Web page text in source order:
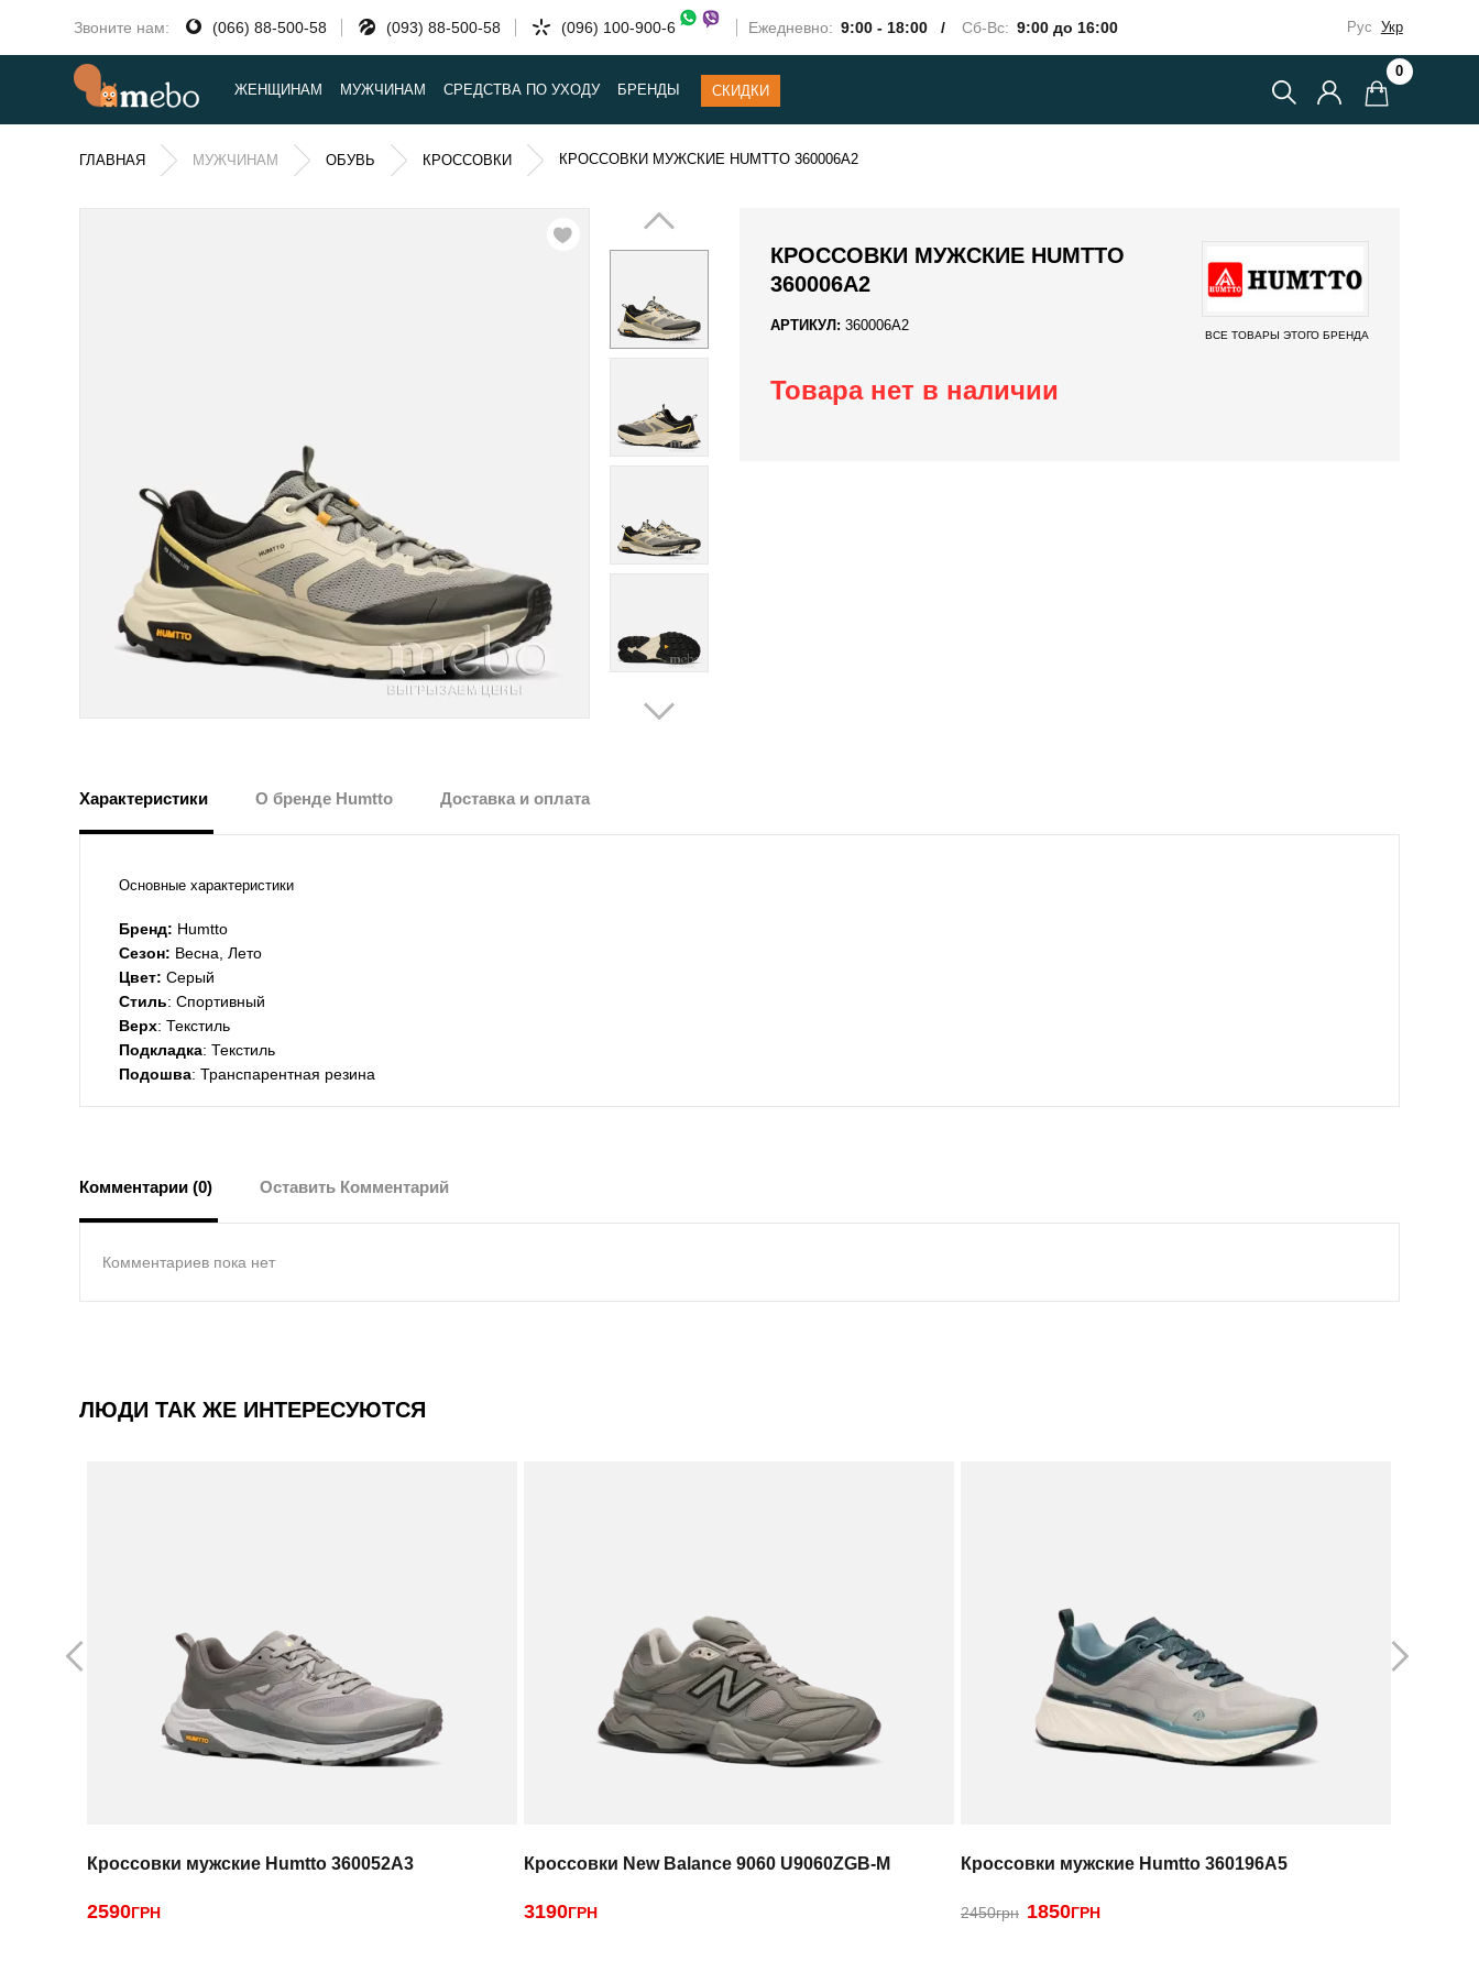
Звоните нам: (066) 88-500-58 (093) 88-500-58 (096) 100-900-6 Ежедневно: 9:00 - 18:00 / Сб-Вс: 9:00 до 16:00 Рус Укр
ЖЕНЩИНАМ МУЖЧИНАМ СРЕДСТВА ПО УХОДУ БРЕНДЫ СКИДКИ
0
ГЛАВНАЯ МУЖЧИНАМ ОБУВЬ КРОССОВКИ КРОССОВКИ МУЖСКИЕ HUMTTO 360006A2
КРОССОВКИ МУЖСКИЕ HUMTTO
360006A2
АРТИКУЛ: 360006A2
ВСЕ ТОВАРЫ ЭТОГО БРЕНДА
Товара нет в наличии
Характеристики О бренде Humtto Доставка и оплата
Основные характеристики
Бренд: Humtto
Сезон: Весна, Лето
Цвет: Серый
Стиль: Спортивный
Верх: Текстиль
Подкладка: Текстиль
Подошва: Транспарентная резина
Комментарии (0) Оставить Комментарий
Комментариев пока нет
ЛЮДИ ТАК ЖЕ ИНТЕРЕСУЮТСЯ
Кроссовки мужские Humtto 360052A3
2590ГРН
Кроссовки New Balance 9060 U9060ZGB-M
3190ГРН
Кроссовки мужские Humtto 360196A5
2450грн 1850ГРН